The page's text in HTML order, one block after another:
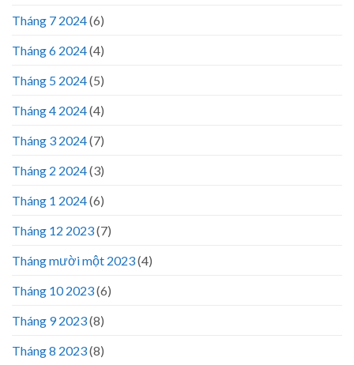
Tháng 7 2024(6)
Tháng 6 2024(4)
Tháng 5 2024(5)
Tháng 4 2024(4)
Tháng 3 2024(7)
Tháng 2 2024(3)
Tháng 1 2024(6)
Tháng 12 2023(7)
Tháng mười một 2023(4)
Tháng 10 2023(6)
Tháng 9 2023(8)
Tháng 8 2023(8)